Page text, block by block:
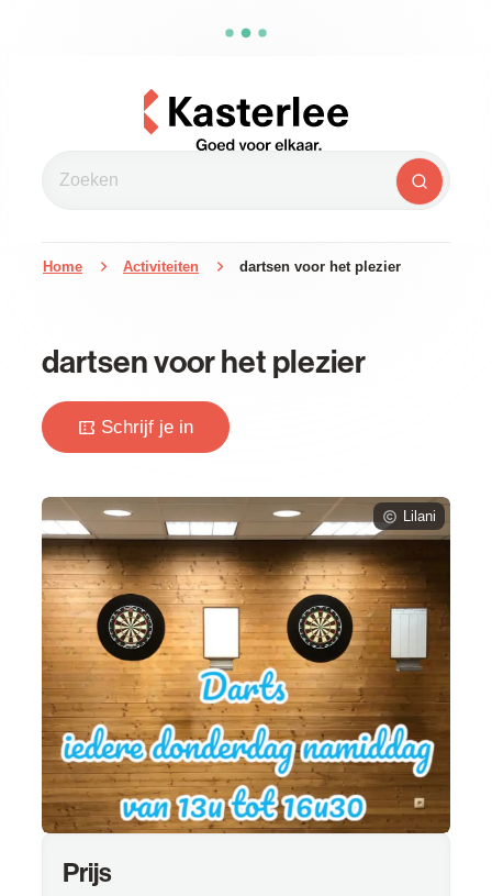
Kasterlee
Zoeken Zoeken
Home Activiteiten dartsen voor het plezier
dartsen voor het plezier
Schrijf je in
Lilani
Prijs